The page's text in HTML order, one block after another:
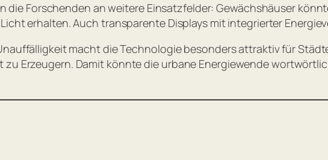
die Forschenden an weitere Einsatzfelder: Gewächshäuser
erhalten. Auch transparente Displays mit integrierter
macht die Technologie besonders attraktiv für
zu Erzeugern. Damit könnte die urbane Energiewende